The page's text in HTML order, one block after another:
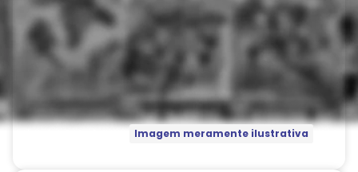
Imagem meramente ilustrativa